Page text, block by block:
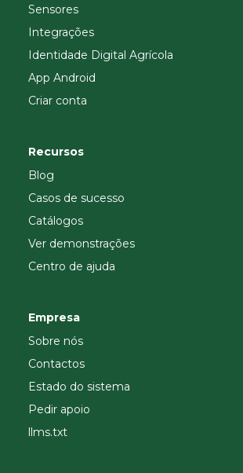
Sensores
Integrações
Identidade Digital Agrícola
App Android
Criar conta
Recursos
Blog
Casos de sucesso
Catálogos
Ver demonstrações
Centro de ajuda
Empresa
Sobre nós
Contactos
Estado do sistema
Pedir apoio
llms.txt